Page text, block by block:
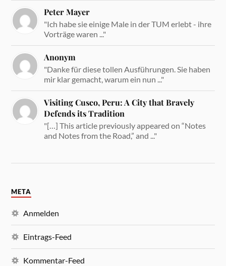
Peter Mayer
"Ich habe sie einige Male in der TUM erlebt - ihre
Vorträge waren ..."
Anonym
"Danke für diese tollen Ausführungen. Sie haben
mir klar gemacht, warum ein nun ..."
Visiting Cusco, Peru: A City that Bravely
Defends its Tradition
"[…] This article previously appeared on “Notes
and Notes from the Road,” and ..."
META
Anmelden
Eintrags-Feed
Kommentar-Feed